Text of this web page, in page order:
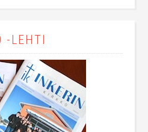
-LEHTI